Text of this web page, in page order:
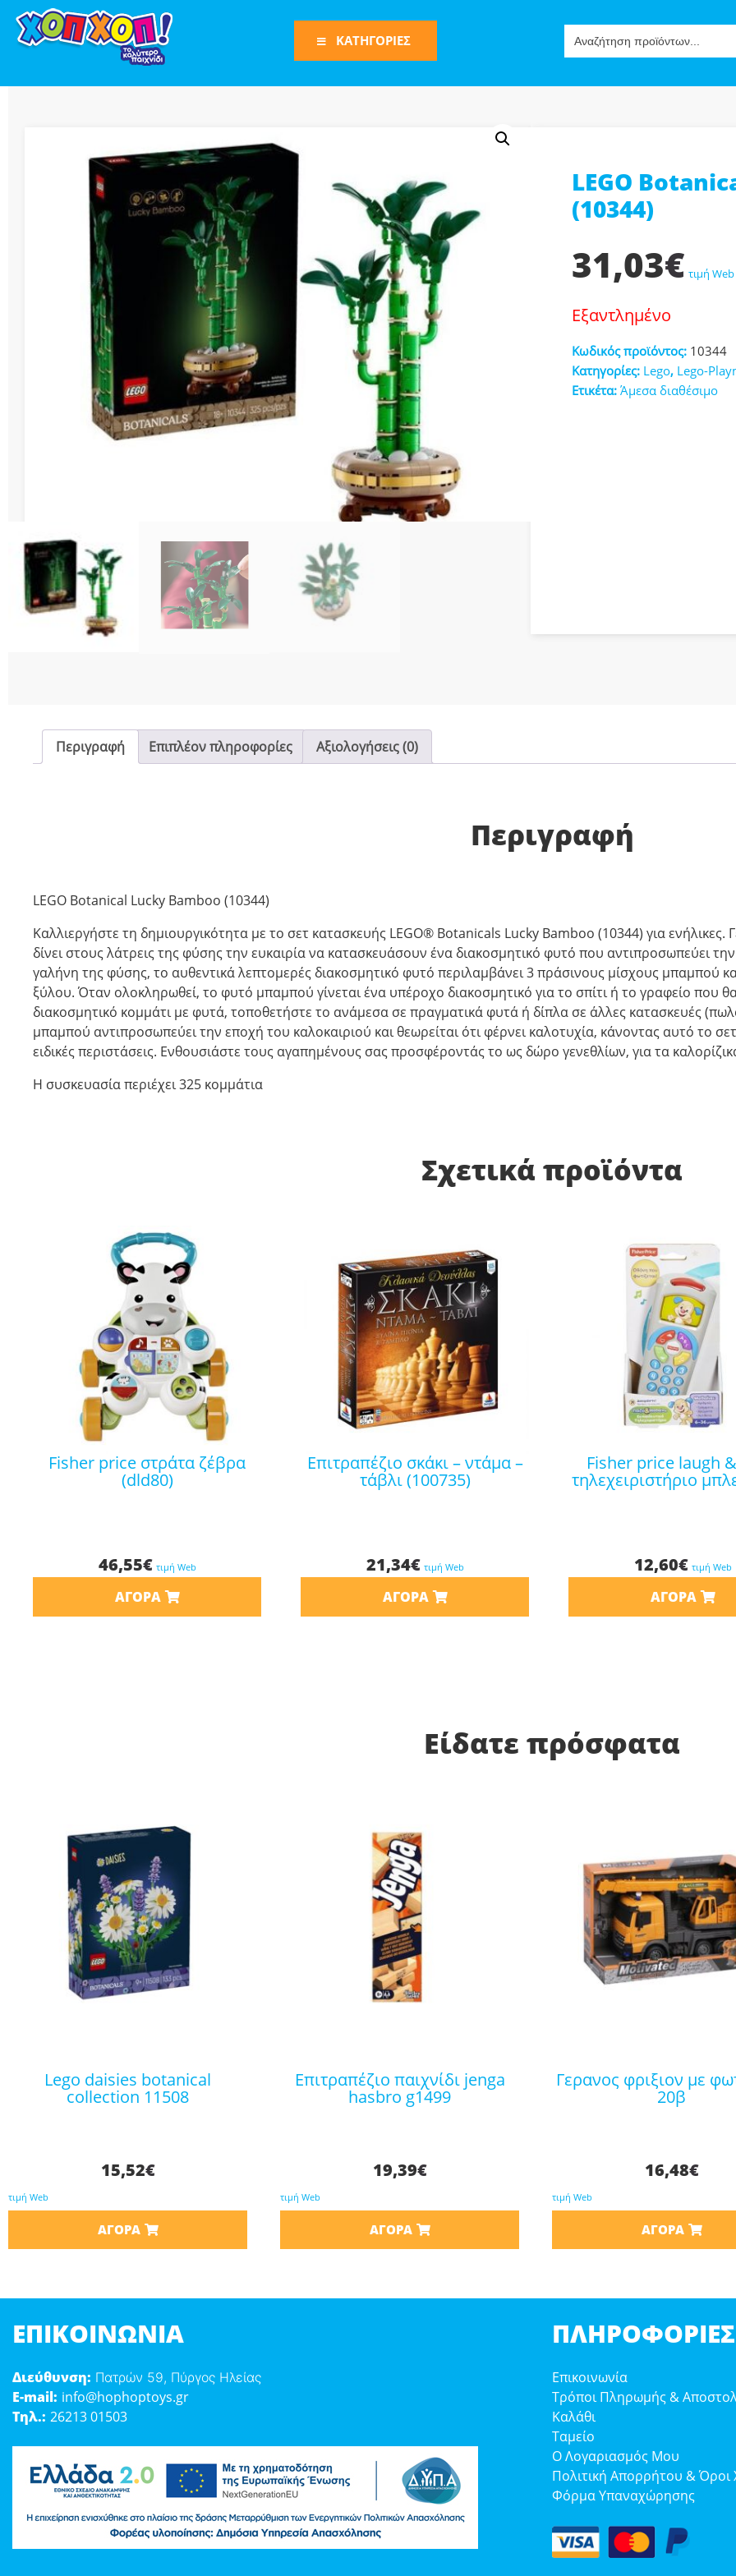
for:
ΚΑΤΗΓΟΡΙΕΣ
Φιγούρες Δράσης
Φιγούρες
Τρένα
Οχήματα
Πίστες-Γκαράζ
Παιχνίδια Ρόλων-Μίμησης
Play Set
Διάφορες Κατασκευές
Σπόρ
LEGO
(10344)
31,03€ τιμή Web
Εξαντλημένο
Κωδικός προϊόντος: 10344
Κατηγορίες: Lego, Lego-
Ετικέτα: Άμεσα διαθέσιμο
Περιγραφή Επιπλέον πληροφορίες Αξιολογήσεις (0)
Περιγραφή
LEGO Botanical Lucky Bamboo (10344)
Καλλιεργήστε τη δημιουργικότητα με το σετ κατασκευής LEGO® Botanicals Lucky Bamboo (10344) για ενήλικες.
δίνει στους λάτρεις της φύσης την ευκαιρία να κατασκευάσουν ένα διακοσμητικό φυτό που αντιπροσωπεύει
γαλήνη της φύσης, το αυθεντικά λεπτομερές διακοσμητικό φυτό περιλαμβάνει 3 πράσινους μίσχους μπαμπού
ξύλου. Όταν ολοκληρωθεί, το φυτό μπαμπού γίνεται ένα υπέροχο διακοσμητικό για το σπίτι ή το γραφείο που
διακοσμητικό κομμάτι με φυτά, τοποθετήστε το ανάμεσα σε πραγματικά φυτά ή δίπλα σε άλλες κατασκευές
μπαμπού αντιπροσωπεύει την εποχή του καλοκαιριού και θεωρείται ότι φέρνει καλοτυχία, κάνοντας αυτό το
ειδικές περιστάσεις. Ενθουσιάστε τους αγαπημένους σας προσφέροντάς το ως δώρο γενεθλίων, για τα
Η συσκευασία περιέχει 325 κομμάτια
Σχετικά προϊόντα
fisher price στράτα ζέβρα
(dld80)
46,55€ τιμή Web
ΑΓΟΡΆ
επιτραπέζιο σκάκι – ντάμα –
τάβλι (100735)
21,34€ τιμή Web
ΑΓΟΡΆ
fisher price laugh & learn
τηλεχειριστήριο
12,60€ τιμή Web
ΑΓΟΡΆ
Είδατε πρόσφατα
lego daisies botanical
collection 11508
15,52€
τιμή Web
ΑΓΟΡΆ
επιτραπέζιο παιχνίδι jenga
hasbro g1499
19,39€
τιμή Web
ΑΓΟΡΆ
γερανος φριξιον με φωτα 687-
20β
16,48€
τιμή Web
ΑΓΟΡΆ
ΕΠΙΚΟΙΝΩΝΊΑ
Διεύθυνση: Πατρών 59, Πύργος Ηλείας
E-mail: info@hophoptoys.gr
Τηλ.: 26213 01503
ΠΛΗΡΟΦΟΡΊΕΣ
Επικοινωνία
Τρόποι Πληρωμής &
Καλάθι
Ταμείο
Ο Λογαριασμός Μου
Πολιτική Απορρήτου & Όροι
Φόρμα Υπαναχώρησης